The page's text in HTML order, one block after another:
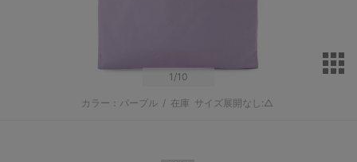
1 /10
カラー：パープル / 在庫 サイズ展開なし:△